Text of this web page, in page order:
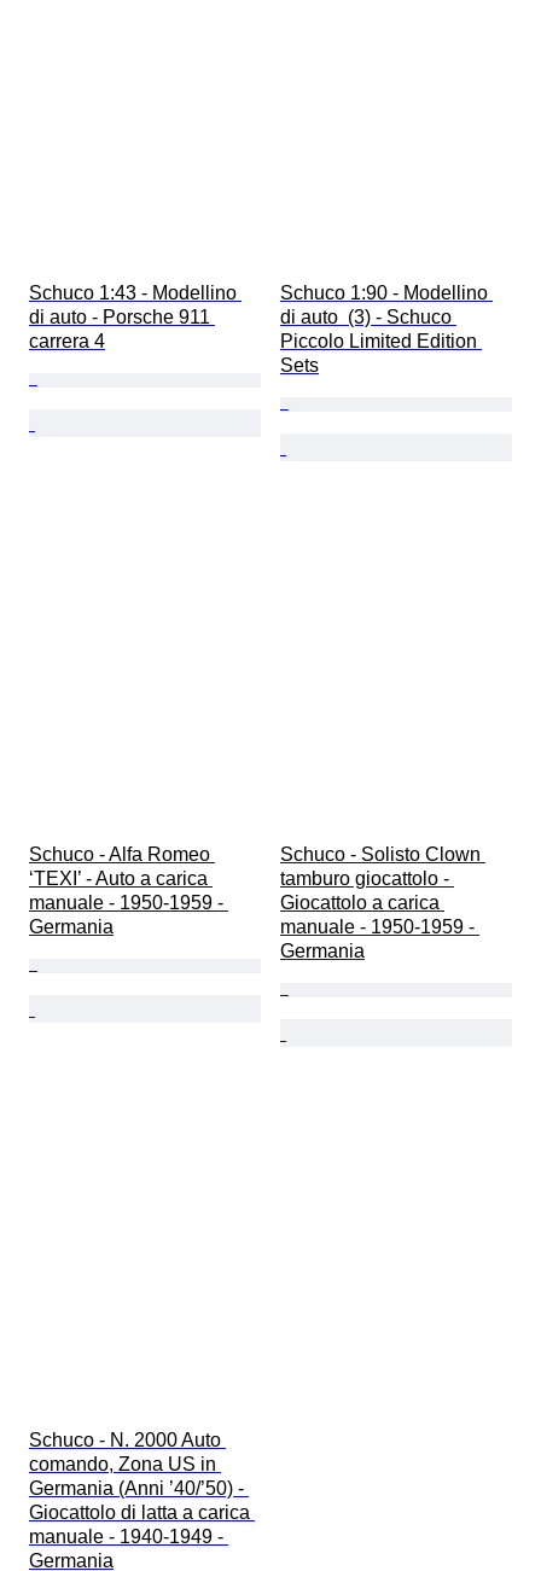
Schuco 1:43 - Modellino
di auto - Porsche 911
carrera 4
Schuco 1:90 - Modellino
di auto  (3) - Schuco
Piccolo Limited Edition
Sets
Schuco - Alfa Romeo
‘TEXI’ - Auto a carica
manuale - 1950-1959 -
Germania
Schuco - Solisto Clown
tamburo giocattolo -
Giocattolo a carica
manuale - 1950-1959 -
Germania
Schuco - N. 2000 Auto
comando, Zona US in
Germania (Anni ’40/’50) -
Giocattolo di latta a carica
manuale - 1940-1949 -
Germania